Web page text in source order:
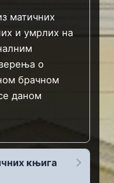
матичних
и умрлих на
о
брачном
даном
књига